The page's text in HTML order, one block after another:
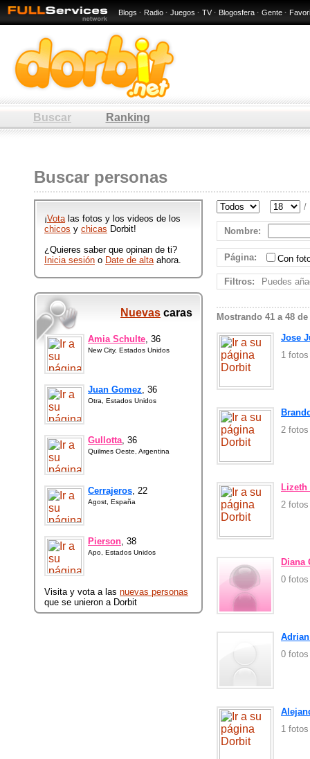
Blogs · Radio · Juegos · TV · Blogosfera · Gente ·
: 10 / 80
que participan en Dorbit
publicando ftos y videos
divertidos.
Buscar Ranking
Buscar personas
¡Votalas fotos y los videos de los
chicos y chicas Dorbit!
¿Quieres saber que opinan de ti?
Inicia sesión o Date de altaahora.
Nuevas caras
Amia Schulte, 36
New City, Estados Unidos
Juan Gomez, 36
Otra, Estados Unidos
Gullotta, 36
Quilmes Oeste, Argentina
Cerrajeros, 22
Agost, España
Pierson, 38
Apo, Estados Unidos
Visita y vota a las nuevas personas
que se unieron a Dorbit
/
Nombre:
Página: Con
Filtros: Puedes
Mostrando 41 a 48 de
Jose
1
2
Lizeth
2
Diana
0
0
1